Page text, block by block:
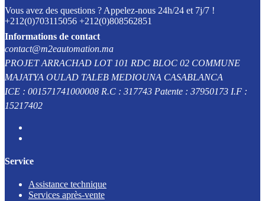
Vous avez des questions ? Appelez-nous 24h/24 et 7j/7 !
+212(0)703115056 +212(0)808562851
Informations de contact
contact@m2eautomation.ma
PROJET ARRACHAD LOT 101 RDC BLOC 02 COMMUNE
MAJATYA OULAD TALEB MEDIOUNA CASABLANCA
ICE : 001571741000008 R.C : 317743 Patente : 37950173 I.F :
15217402
Service
Assistance technique
Services après-vente